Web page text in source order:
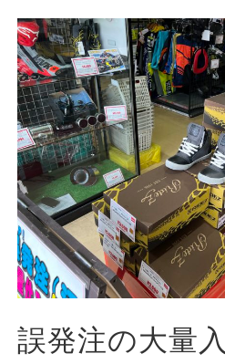
誤発注の大量